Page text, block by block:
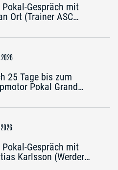
Pokal-Gespräch mit
Ort (Trainer ASC
(Post SV
noch einmal schön“
25 Tage bis zum
Pokal Grand
zum Preis von zwei
Pokal-Gespräch mit
Karlsson (Werder